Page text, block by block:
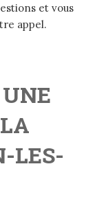
et vous
appel.
LES-